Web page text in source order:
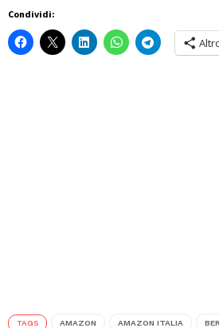
Condividi:
TAGS AMAZON AMAZON ITALIA